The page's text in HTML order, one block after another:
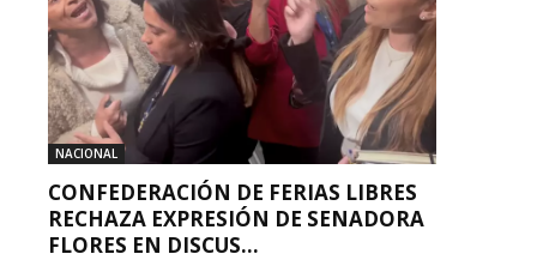
NACIONAL
CONFEDERACIÓN DE FERIAS LIBRES
RECHAZA EXPRESIÓN DE SENADORA
FLORES EN DISCUS...